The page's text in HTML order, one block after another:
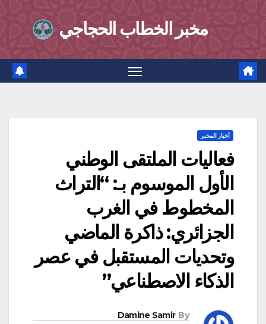
مخبر الخطاب الحجاجي
أخبار المخبر
فعاليات الملتقى الوطني
الأول الموسوم بـ: “التراث
المخطوط في الغرب
الجزائري: ذاكرة الماضي
وتحديات المستقبل في عصر
الذكاء الاصطناعي”
By
Damine Samir